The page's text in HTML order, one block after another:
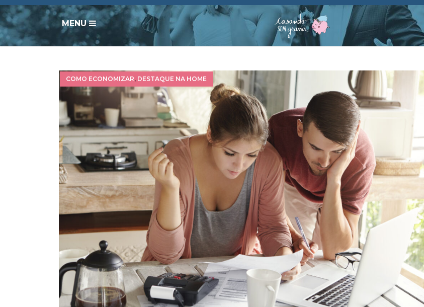
MENU
COMO ECONOMIZAR, DESTAQUE NA HOME